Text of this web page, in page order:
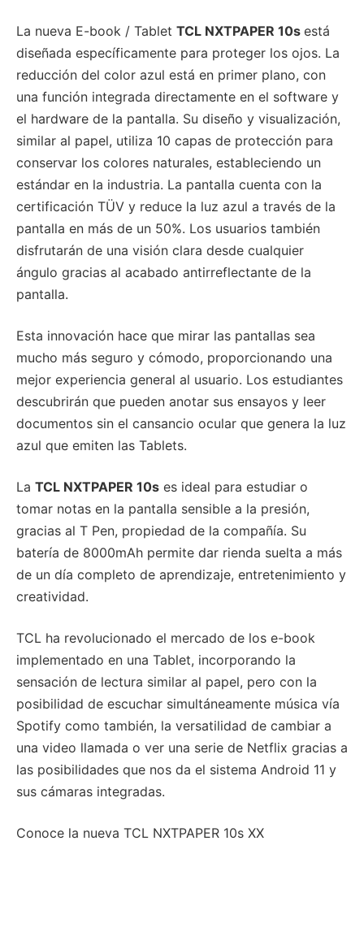
La nueva E-book / Tablet TCL NXTPAPER 10s está
diseñada específicamente para proteger los ojos. La
reducción del color azul está en primer plano, con
una función integrada directamente en el software y
el hardware de la pantalla. Su diseño y visualización,
similar al papel, utiliza 10 capas de protección para
conservar los colores naturales, estableciendo un
estándar en la industria. La pantalla cuenta con la
certificación TÜV y reduce la luz azul a través de la
pantalla en más de un 50%. Los usuarios también
disfrutarán de una visión clara desde cualquier
ángulo gracias al acabado antirreflectante de la
pantalla.
Esta innovación hace que mirar las pantallas sea
mucho más seguro y cómodo, proporcionando una
mejor experiencia general al usuario. Los estudiantes
descubrirán que pueden anotar sus ensayos y leer
documentos sin el cansancio ocular que genera la luz
azul que emiten las Tablets.
La TCL NXTPAPER 10s es ideal para estudiar o
tomar notas en la pantalla sensible a la presión,
gracias al T Pen, propiedad de la compañía. Su
batería de 8000mAh permite dar rienda suelta a más
de un día completo de aprendizaje, entretenimiento y
creatividad.
TCL ha revolucionado el mercado de los e-book
implementado en una Tablet, incorporando la
sensación de lectura similar al papel, pero con la
posibilidad de escuchar simultáneamente música vía
Spotify como también, la versatilidad de cambiar a
una video llamada o ver una serie de Netflix gracias a
las posibilidades que nos da el sistema Android 11 y
sus cámaras integradas.
Conoce la nueva TCL NXTPAPER 10s XX